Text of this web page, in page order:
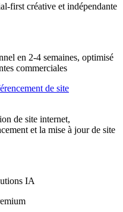
first créative et indépendante
en 2-4 semaines, optimisé
commerciales
de site
de site internet,
et la mise à jour de site
IA